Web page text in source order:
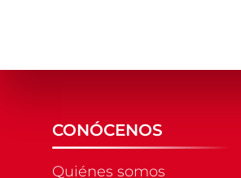
CONÓCENOS
Quiénes somos